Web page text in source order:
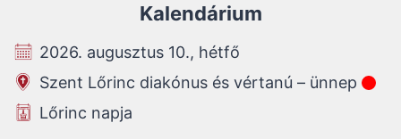
Kalendárium
2026. augusztus 10., hétfő
Szent Lőrinc diakónus és vértanú – ünnep
Lőrinc napja